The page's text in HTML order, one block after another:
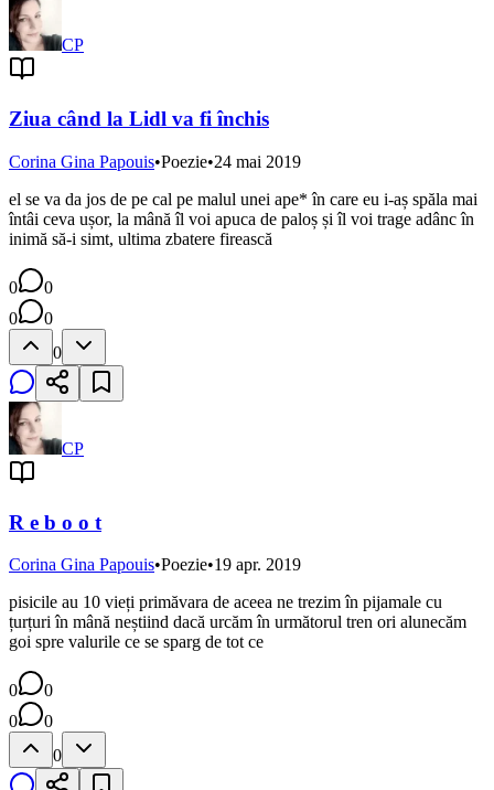
CP
Ziua când la Lidl va fi închis
Corina Gina Papouis•Poezie•24 mai 2019
el se va da jos de pe cal pe malul unei ape* în care eu i-aș spăla mai
întâi ceva ușor, la mână îl voi apuca de paloș și îl voi trage adânc în
inimă să-i simt, ultima zbatere firească
0
0
0
0
0
CP
R e b o o t
Corina Gina Papouis•Poezie•19 apr. 2019
pisicile au 10 vieți primăvara de aceea ne trezim în pijamale cu
țurțuri în mână neștiind dacă urcăm în următorul tren ori alunecăm
goi spre valurile ce se sparg de tot ce
0
0
0
0
0